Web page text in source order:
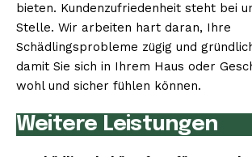
bieten. Kundenzufriedenheit steht bei
Stelle. Wir arbeiten hart daran, Ihre
Schädlingsprobleme zügig und
damit Sie sich in Ihrem Haus oder
wohl und sicher fühlen können.
Weitere Leistungen